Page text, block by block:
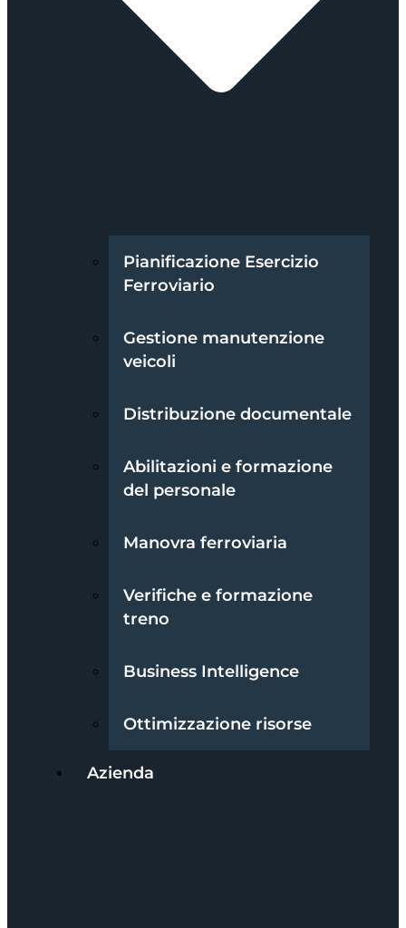
Pianificazione Esercizio
Ferroviario
Gestione manutenzione
veicoli
Distribuzione documentale
Abilitazioni e formazione
del personale
Manovra ferroviaria
Verifiche e formazione
treno
Business Intelligence
Ottimizzazione risorse
Azienda